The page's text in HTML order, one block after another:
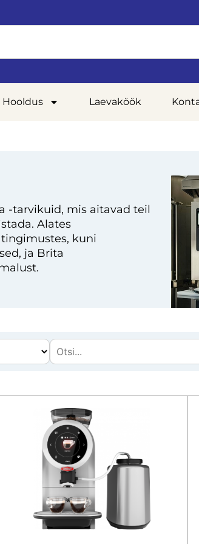
Hooldus Laevaköök
-tarvikuid, mis aitavad teil
Alates
kuni
ja Brita